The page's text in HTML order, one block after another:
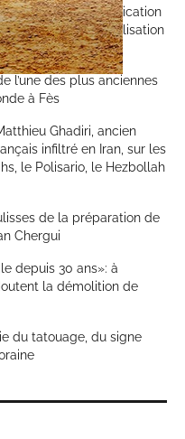
qui prouvent l’implication
les appels à mobilisation
l’une des plus anciennes
à Fès
Ghadiri, ancien
infiltré en Iran, sur les
le Polisario, le Hezbollah
de la préparation de
Chergui
depuis 30 ans»: à
la démolition de
du tatouage, du signe